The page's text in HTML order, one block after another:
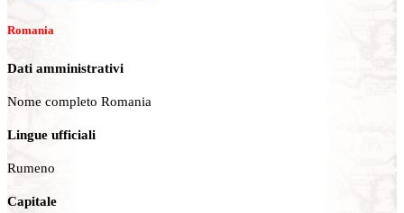
Romania
Dati amministrativi
Nome completo Romania
Lingue ufficiali
Rumeno
Capitale